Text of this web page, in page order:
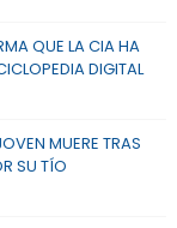
QUE LA CIA HA
DIGITAL
MUERE TRAS
SU TÍO